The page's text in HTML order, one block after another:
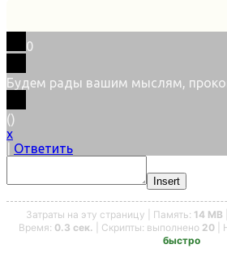
0
Будем рады вашим мыслям,
()
x
Ответить
Insert
Затраты на эту страницу | Память: 14 MB
Время: 0.3 сек. | Скрипты: выполнено 20 |
быстро